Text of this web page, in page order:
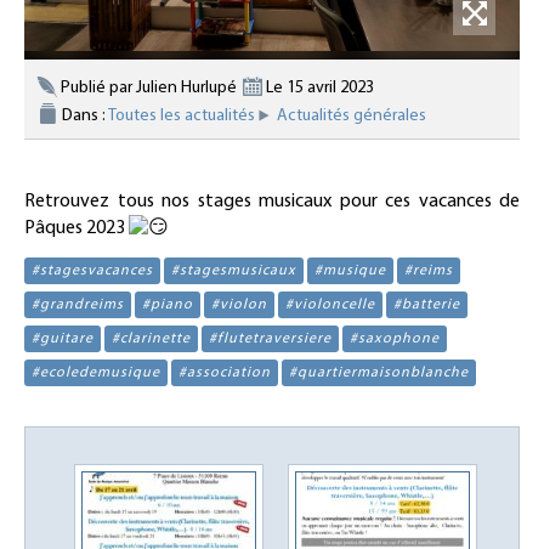
Publié par Julien Hurlupé
Le 15 avril 2023
Dans : Toutes les actualités Actualités générales
Retrouvez tous nos stages musicaux pour ces vacances de
Pâques 2023
#stagesvacances #stagesmusicaux #musique #reims
#grandreims #piano #violon #violoncelle #batterie
#guitare #clarinette #flutetraversiere #saxophone
#ecoledemusique #association #quartiermaisonblanche